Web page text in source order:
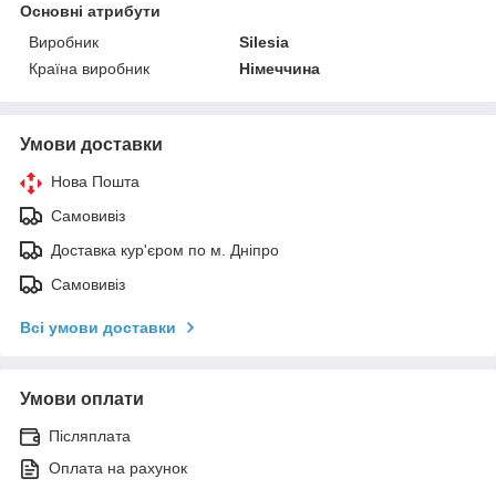
Основні атрибути
Виробник
Silesia
Країна виробник
Німеччина
Умови доставки
Нова Пошта
Самовивіз
Доставка кур'єром по м. Дніпро
Самовивіз
Всі умови доставки
Умови оплати
Післяплата
Оплата на рахунок